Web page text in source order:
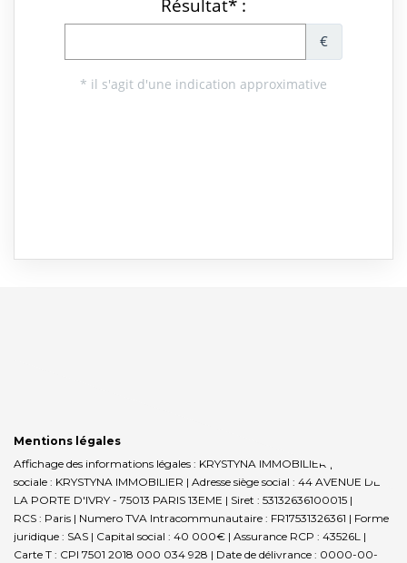
Mentions légales
Affichage des informations légales : KRYSTYNA IMMOBILIER | Raison
sociale : KRYSTYNA IMMOBILIER | Adresse siège social : 44 AVENUE DE
LA PORTE D'IVRY - 75013 PARIS 13EME | Siret : 53132636100015 |
RCS : Paris | Numero TVA Intracommunautaire : FR17531326361 | Forme
juridique : SAS | Capital social : 40 000€ | Assurance RCP : 43526L |
Carte T : CPI 7501 2018 000 034 928 | Date de délivrance : 0000-00-